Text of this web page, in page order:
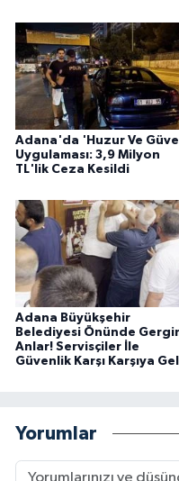
Adana'da 'Huzur Ve
Uygulaması: 3,9 Milyon
TL'lik Ceza Kesildi
Adana Büyükşehir
Belediyesi Önünde
Anlar! Servisçiler İle
Güvenlik Karşı Karşıya
Yorumlar